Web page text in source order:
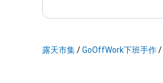
露天市集/GoOffWork下班手作/